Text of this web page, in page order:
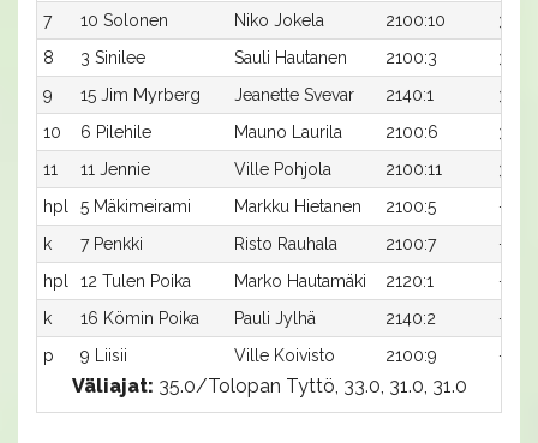
7
10 Solonen Niko Jokela 2100:10
33,3
8
3 Sinilee Sauli Hautanen 2100:3
34,0
9
15 Jim Myrberg Jeanette Svevar 2140:1
32,5x
10
6 Pilehile Mauno Laurila 2100:6
35,0x
11
11 Jennie Ville Pohjola 2100:11
35,9
hpl
5 Mäkimeirami Markku Hietanen 2100:5
-
k
7 Penkki Risto Rauhala 2100:7
-x
hpl
12 Tulen Poika Marko Hautamäki 2120:1
-
k
16 Kömin Poika Pauli Jylhä 2140:2
-
p
9 Liisii Ville Koivisto 2100:9 -
Väliajat: 35.0/Tolopan Tyttö, 33.0, 31.0, 31.0